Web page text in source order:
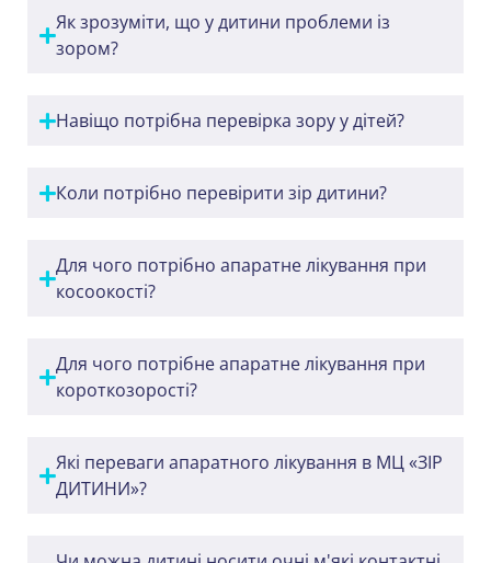
Як зрозуміти, що у дитини проблеми із
зором?
Навіщо потрібна перевірка зору у дітей?
Коли потрібно перевірити зір дитини?
Для чого потрібно апаратне лікування при
косоокості?
Для чого потрібне апаратне лікування при
короткозорості?
Які переваги апаратного лікування в МЦ «ЗІР
ДИТИНИ»?